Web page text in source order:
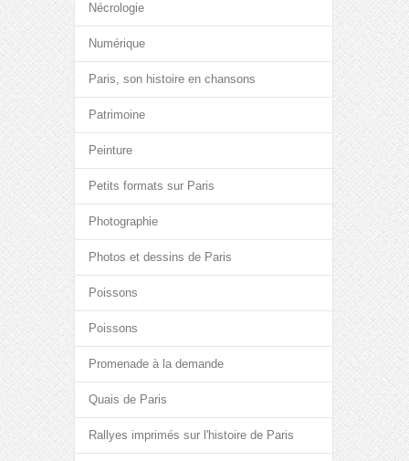
Nécrologie
Numérique
Paris, son histoire en chansons
Patrimoine
Peinture
Petits formats sur Paris
Photographie
Photos et dessins de Paris
Poissons
Poissons
Promenade à la demande
Quais de Paris
Rallyes imprimés sur l'histoire de Paris